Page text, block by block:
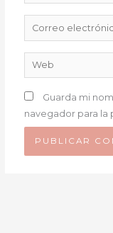
Correo
electrónico*
Web
Guarda mi
navegador para la